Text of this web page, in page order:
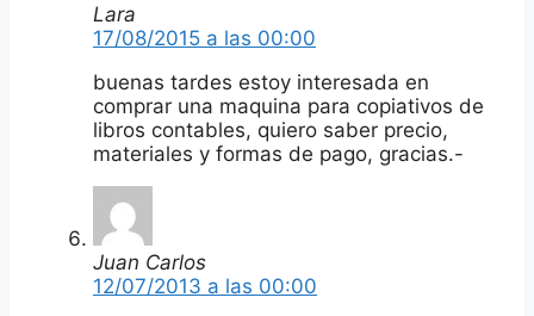
Lara
17/08/2015 a las 00:00
buenas tardes estoy interesada en
comprar una maquina para copiativos de
libros contables, quiero saber precio,
materiales y formas de pago, gracias.-
Juan Carlos
12/07/2013 a las 00:00